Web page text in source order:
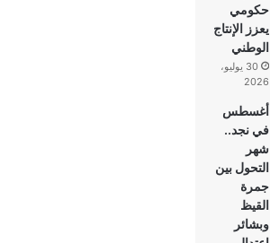
حكومي
يعزز الإنتاج
الوطني
30 يوليو،
2026
أغسطس
في نجد..
شهر
التحول بين
جمرة
القيظ
وبشائر